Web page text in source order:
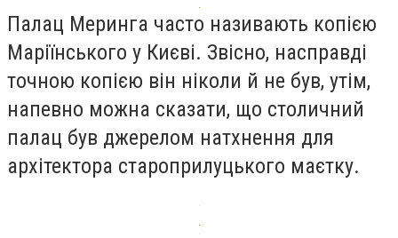
Палац Меринга часто називають копією
Маріїнського у Києві. Звісно, насправді
точною копією він ніколи й не був, утім,
напевно можна сказати, що столичний
палац був джерелом натхнення для
архітектора староприлуцького маєтку.